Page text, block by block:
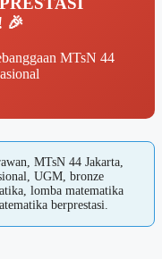
🎉
MTsN 44
MTsN 44 Jakarta,
UGM, bronze
lomba matematika
berprestasi.